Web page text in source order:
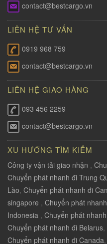
contact@bestcargo.vn
LIÊN HỆ TƯ VẤN
0919 968 759
contact@bestcargo.vn
LIÊN HỆ GIAO HÀNG
093 456 2259
contact@bestcargo.vn
XU HƯỚNG TÌM KIẾM
Công ty vận tải giao nhận ,
Chuyển phát nhanh đi Trung
Lào, Chuyển phát nhanh đi
singapore , Chuyển phát
Indonesia , Chuyển phát
Chuyển phát nhanh đi Belarus,
Chuyển phát nhanh đi Canada,